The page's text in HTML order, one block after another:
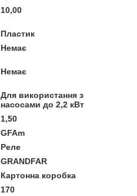
10,00
Пластик
Немає
Немає
Для використання з
насосами до 2,2 кВт
1,50
GFAm
Реле
GRANDFAR
Картонна коробка
170